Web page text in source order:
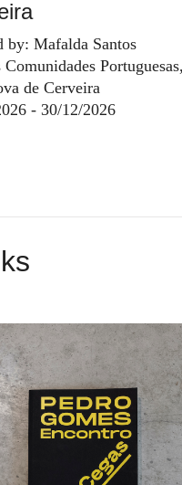
by: Mafalda Santos
Comunidades
de Cerveira
- 30/12/2026